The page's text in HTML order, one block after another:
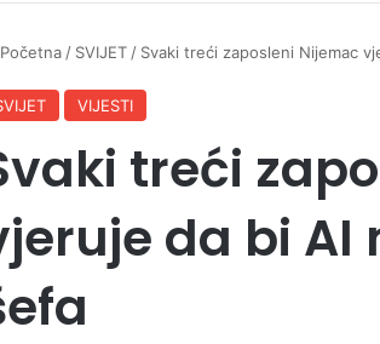
Početna / SVIJET / Svaki treći zaposleni Nijemac
VIJESTI
treći
da bi